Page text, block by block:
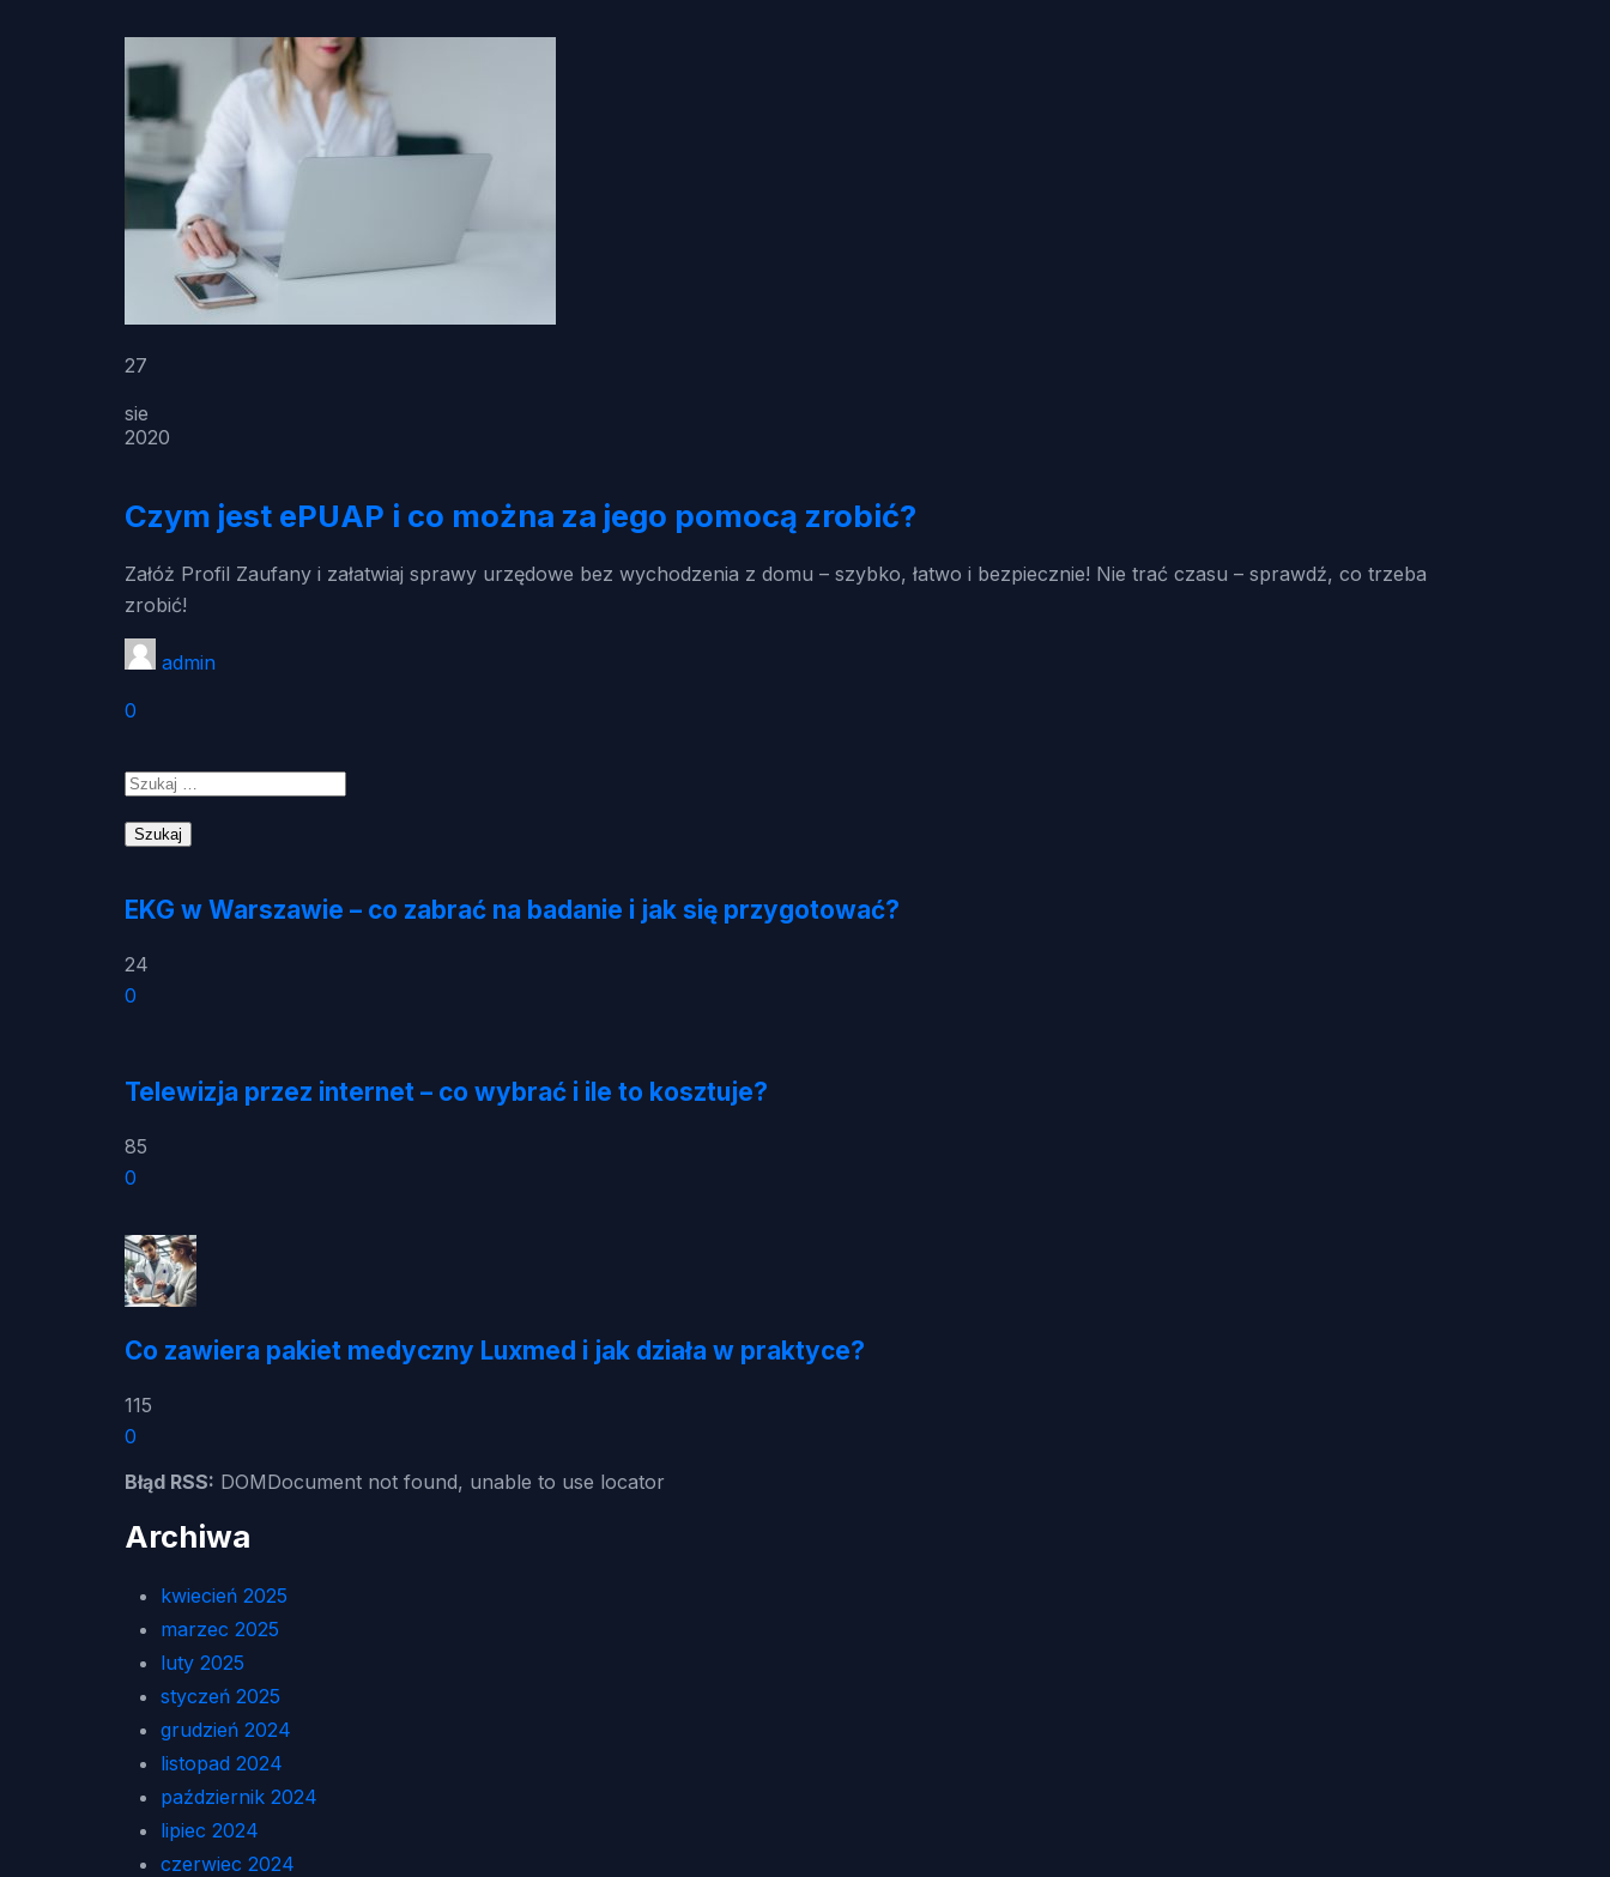
27
sie
2020
Czym jest ePUAP i co można za jego pomocą zrobić?
Załóż Profil Zaufany i załatwiaj sprawy urzędowe bez wychodzenia z domu – szybko, łatwo i bezpiecznie! Nie trać czasu – sprawdź, co trzeba
zrobić!
admin
0
EKG w Warszawie – co zabrać na badanie i jak się przygotować?
24
0
Telewizja przez internet – co wybrać i ile to kosztuje?
85
0
Co zawiera pakiet medyczny Luxmed i jak działa w praktyce?
115
0
Błąd RSS: DOMDocument not found, unable to use locator
Archiwa
kwiecień 2025
marzec 2025
luty 2025
styczeń 2025
grudzień 2024
listopad 2024
październik 2024
lipiec 2024
czerwiec 2024